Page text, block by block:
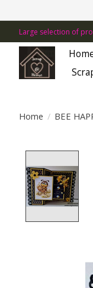
Large selection of
Home / BEE